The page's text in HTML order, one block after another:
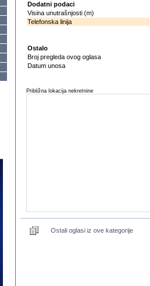
Dodatni podaci
Visina unutrašnjosti (m)
Telefonska linija
Ostalo
Broj pregleda ovog oglasa
Datum unosa
Približna lokacija nekretnine
Ostali oglasi iz ove kategorije